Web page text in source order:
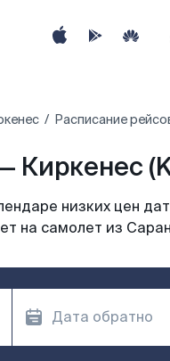
Расписание
Киркенес
низких цен
на самолет из